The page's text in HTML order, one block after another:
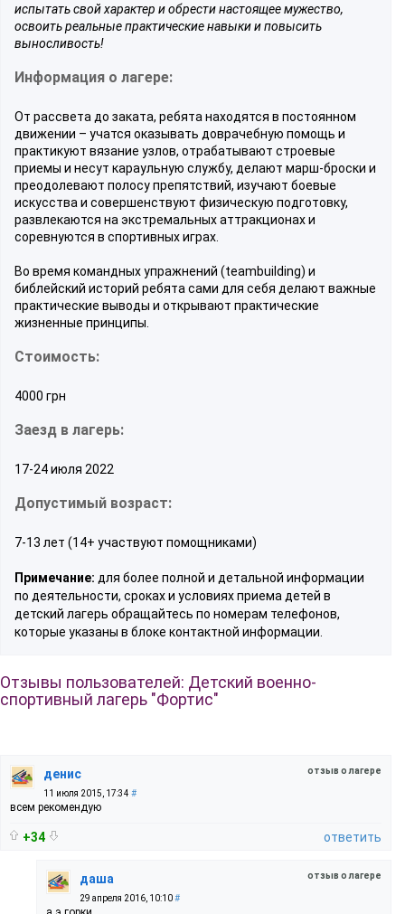
испытать свой характер и обрести настоящее мужество,
освоить реальные практические навыки и повысить
выносливость!
Информация о лагере:
От рассвета до заката, ребята находятся в постоянном
движении – учатся оказывать доврачебную помощь и
практикуют вязание узлов, отрабатывают строевые
приемы и несут караульную службу, делают марш-броски и
преодолевают полосу препятствий, изучают боевые
искусства и совершенствуют физическую подготовку,
развлекаются на экстремальных аттракционах и
соревнуются в спортивных играх.
Во время командных упражнений (teambuilding) и
библейский историй ребята сами для себя делают важные
практические выводы и открывают практические
жизненные принципы.
Стоимость:
4000 грн
Заезд в лагерь:
17-24 июля 2022
Допустимый возраст:
7-13 лет (14+ участвуют помощниками)
Примечание: для более полной и детальной информации
по деятельности, сроках и условиях приема детей в
детский лагерь обращайтесь по номерам телефонов,
которые указаны в блоке контактной информации.
Отзывы пользователей: Детский военно-
спортивный лагерь "Фортис"
отзыв о лагере
денис
11 июля 2015, 17:34 #
всем рекомендую
+34 ответить
отзыв о лагере
даша
29 апреля 2016, 10:10#